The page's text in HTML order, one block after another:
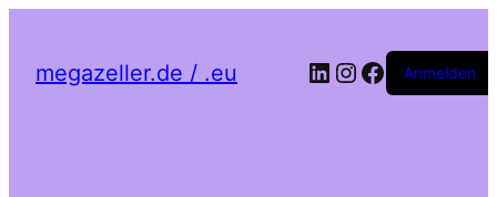
megazeller.de / .eu LinkedIn
Instagram
Facebook
Anmelden